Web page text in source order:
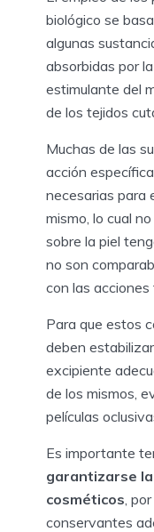
biológico se
algunas
absorbidas por
estimulante del
de los tejidos
Muchas de las
acción
necesarias para
mismo, lo cual
sobre la piel
no son
con las acciones
Para que estos
deben
excipiente
de los mismos,
películas
Es importante
garantizarse
cosméticos ,
conservantes